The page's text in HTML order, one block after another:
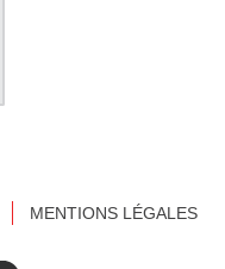
MENTIONS LÉGALES